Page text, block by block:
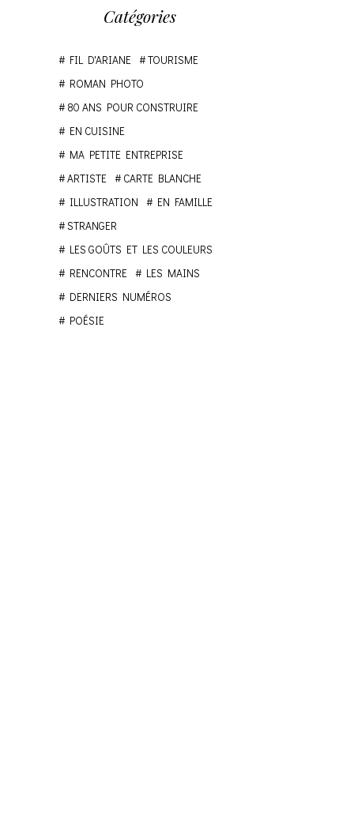
Catégories
FIL D'ARIANE
TOURISME
ROMAN PHOTO
80 ANS POUR CONSTRUIRE
EN CUISINE
MA PETITE ENTREPRISE
ARTISTE
CARTE BLANCHE
ILLUSTRATION
EN FAMILLE
STRANGER
LES GOÛTS ET LES COULEURS
RENCONTRE
LES MAINS
DERNIERS NUMÉROS
POÉSIE